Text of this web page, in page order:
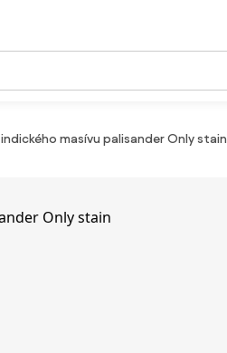
indického masívu palisander Only stain